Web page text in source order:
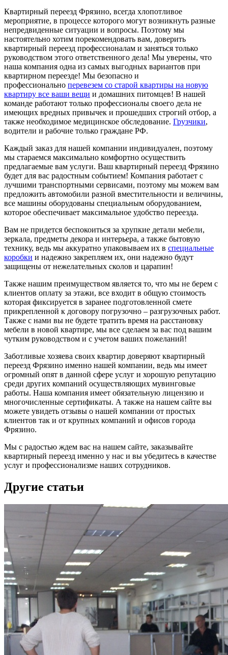
Квартирный переезд Фрязино, всегда хлопотливое
мероприятие, в процессе которого могут возникнуть разные
непредвиденные ситуации и вопросы. Поэтому мы
настоятельно хотим порекомендовать вам, доверить
квартирный переезд профессионалам и заняться только
руководством этого ответственного дела! Мы уверены, что
наша компания одна из самых выгодных вариантов при
квартирном переезде! Мы безопасно и
профессионально перевезем со старой квартиры на новую
квартиру все ваши вещи и домашних питомцев! В нашей
команде работают только профессионалы своего дела не
имеющих вредных привычек и прошедших строгий отбор, а
также необходимое медицинское обследование. Грузчики,
водители и рабочие только граждане РФ.
Каждый заказ для нашей компании индивидуален, поэтому
мы стараемся максимально комфортно осуществить
предлагаемые вам услуги. Ваш квартирный переезд Фрязино
будет для вас радостным событием! Компания работает с
лучшими транспортными сервисами, поэтому мы можем вам
предложить автомобили разной вместительности и величины,
все машины оборудованы специальным оборудованием,
которое обеспечивает максимальное удобство переезда.
Вам не придется беспокоиться за хрупкие детали мебели,
зеркала, предметы декора и интерьера, а также бытовую
технику, ведь мы аккуратно упаковываем их в специальные
коробки и надежно закрепляем их, они надежно будут
защищены от нежелательных сколов и царапин!
Также нашим преимуществом является то, что мы не берем с
клиентов оплату за этажи, все входит в общую стоимость
которая фиксируется в заранее подготовленной смете
прикрепленной к договору погрузочно – разгрузочных работ.
Также с нами вы не будете тратить время на расстановку
мебели в новой квартире, мы все сделаем за вас под вашим
чутким руководством и с учетом ваших пожеланий!
Заботливые хозяева своих квартир доверяют квартирный
переезд Фрязино именно нашей компании, ведь мы имеет
огромный опят в данной сфере услуг и хорошую репутацию
среди других компаний осуществляющих мувинговые
работы. Наша компания имеет обязательную лицензию и
многочисленные сертификаты. А также на нашем сайте вы
можете увидеть отзывы о нашей компании от простых
клиентов так и от крупных компаний и офисов города
Фрязино.
Мы с радостью ждем вас на нашем сайте, заказывайте
квартирный переезд именно у нас и вы убедитесь в качестве
услуг и профессионализме наших сотрудников.
Другие статьи